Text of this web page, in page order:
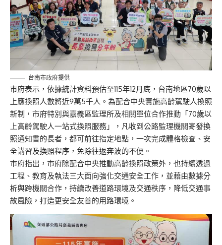
台南市政府提供
市府表示，依據統計資料預估至115年12月底，台南地區70歲以
上應換照人數將近9萬5千人。為配合中央實施高齡駕駛人換照
新制，市府特別與嘉義區監理所及相關單位合作推動「70歲以
上高齡駕駛人一站式換照服務」，凡收到公路監理機關寄發換
照通知書的長者，都可前往指定地點，一次完成體格檢查、安
全講習及換照程序，免除往返奔波的不便。
市府指出，市府除配合中央推動高齡換照政策外，也持續透過
工程、教育及執法三大面向強化交通安全工作，並藉由數據分
析與跨機關合作，持續改善道路環境及交通秩序，降低交通事
故風險，打造更安全友善的用路環境。